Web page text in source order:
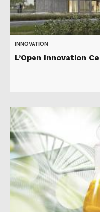
INNOVATION
L’Open Innovation